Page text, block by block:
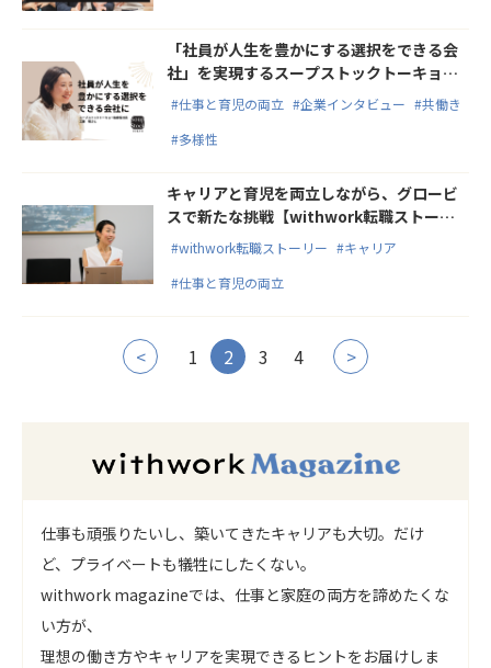
「社員が人生を豊かにする選択をできる会
社」を実現するスープストックトーキョー
の取り組み
#仕事と育児の両立 #企業インタビュー #共働き
#多様性
キャリアと育児を両立しながら、グロービ
スで新たな挑戦【withwork転職ストーリ
ー】
#withwork転職ストーリー #キャリア
#仕事と育児の両立
< 1 2 3 4 >
仕事も頑張りたいし、築いてきたキャリアも大切。だけ
ど、プライベートも犠牲にしたくない。
withwork magazineでは、仕事と家庭の両方を諦めたくな
い方が、
理想の働き方やキャリアを実現できるヒントをお届けしま